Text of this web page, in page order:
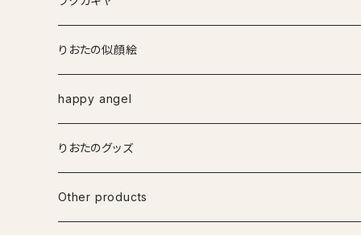
りおたの似顔絵
happy angel
りおたのグッズ
Other products